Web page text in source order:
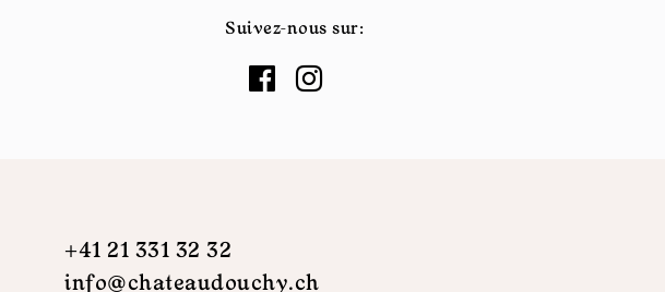
Suivez-nous sur:
+41 21 331 32 32
info@chateaudouchy.ch